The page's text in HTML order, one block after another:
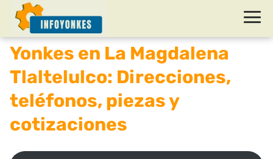
Yonkes en La Magdalena
Tlaltelulco: Direcciones,
teléfonos, piezas y
cotizaciones